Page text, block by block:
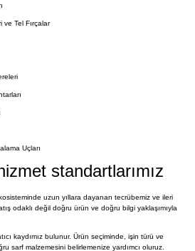
ve Tel Fırçalar
Uçları
standartlarımız
uzun yıllara dayanan tecrübemiz ve ileri
odaklı değil doğru ürün ve doğru bilgi yaklaşımıyla
kaydımız bulunur. Ürün seçiminde, işin türü ve
sarf malzemesini belirlemenize yardımcı oluruz.